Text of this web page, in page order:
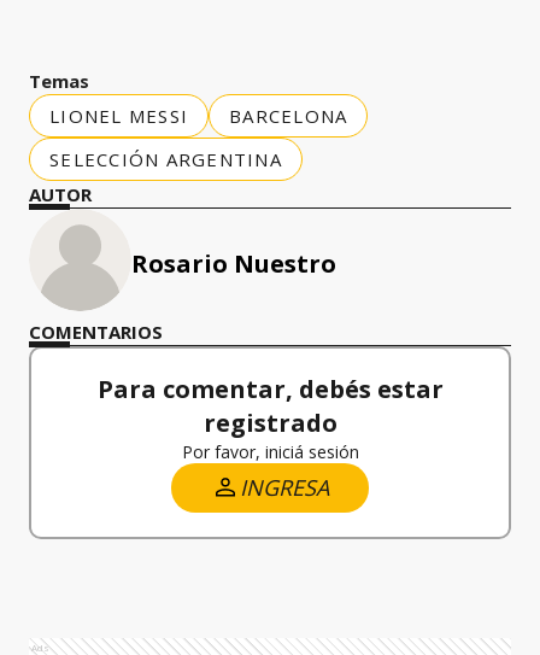
Temas
LIONEL MESSI
BARCELONA
SELECCIÓN ARGENTINA
AUTOR
Rosario Nuestro
COMENTARIOS
Para comentar, debés estar
registrado
Por favor, iniciá sesión
INGRESA
Ads